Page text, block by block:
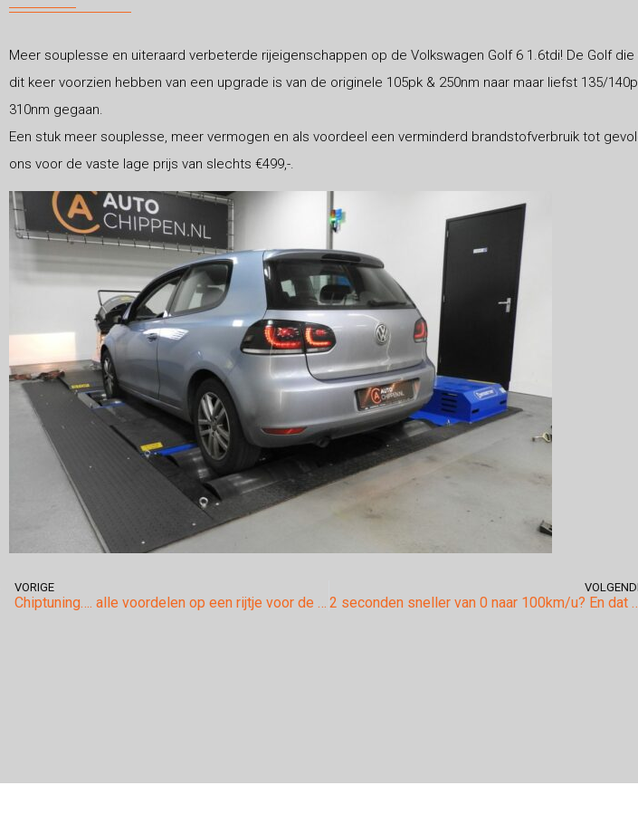
Meer souplesse en uiteraard verbeterde rijeigenschappen op de Volkswagen Golf 6 1.6tdi! De Golf die
dit keer voorzien hebben van een upgrade is van de originele 105pk & 250nm naar maar liefst 135/
310nm gegaan.
Een stuk meer souplesse, meer vermogen en als voordeel een verminderd brandstofverbruik tot
ons voor de vaste lage prijs van slechts €499,-.
VORIGE
Chiptuning…. alle voordelen op een rijtje voor de Volkswagen Caddy 1.6tdi 75pk. 2 seconden sneller van 0 naar 100km/